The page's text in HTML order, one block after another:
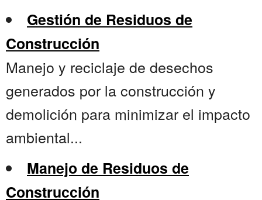
Gestión de Residuos de
Construcción
Manejo y reciclaje de desechos
generados por la construcción y
demolición para minimizar el impacto
ambiental...
Manejo de Residuos de
Construcción